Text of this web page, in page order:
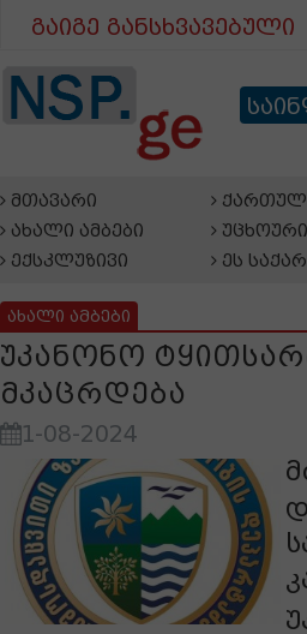
გაიგე განსხვავებული
მთავარი
ახალი ამბები
ექსკლუზივი
ეს
ახალი ამბები
უკანონო
მკაცრდება
1-08-2024